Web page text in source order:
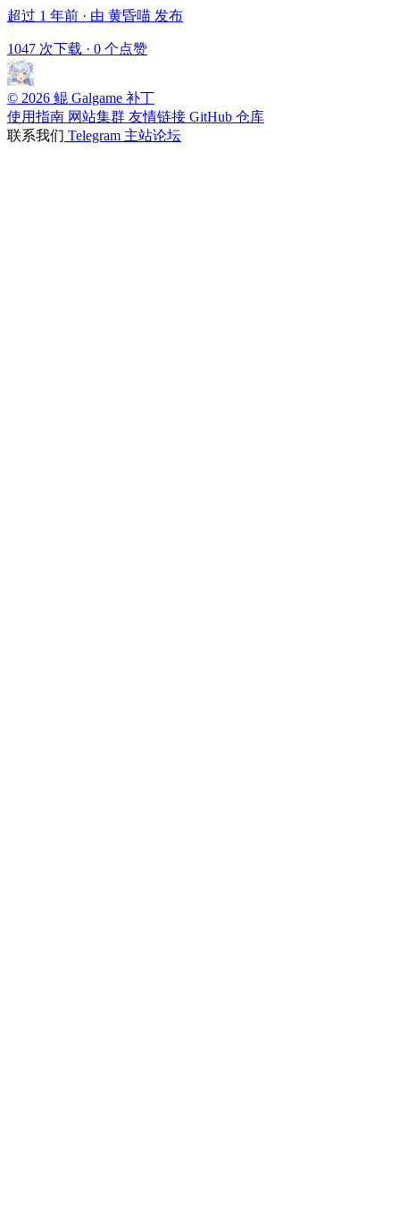
超过 1 年前 · 由 黄昏喵 发布
1047 次下载 · 0 个点赞
© 2026 鲲 Galgame 补丁
使用指南 网站集群 友情链接 GitHub 仓库
联系我们 Telegram 主站论坛